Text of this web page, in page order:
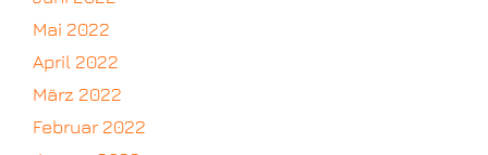
Mai 2022
April 2022
März 2022
Februar 2022